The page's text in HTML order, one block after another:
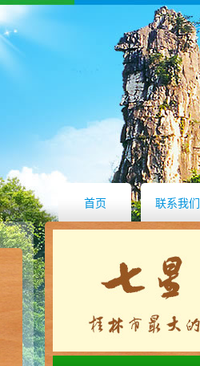
首页 联系我们